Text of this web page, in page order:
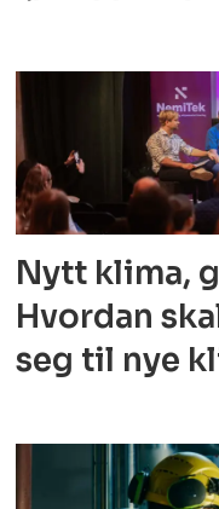
Nytt klima,
Hvordan
seg til nye